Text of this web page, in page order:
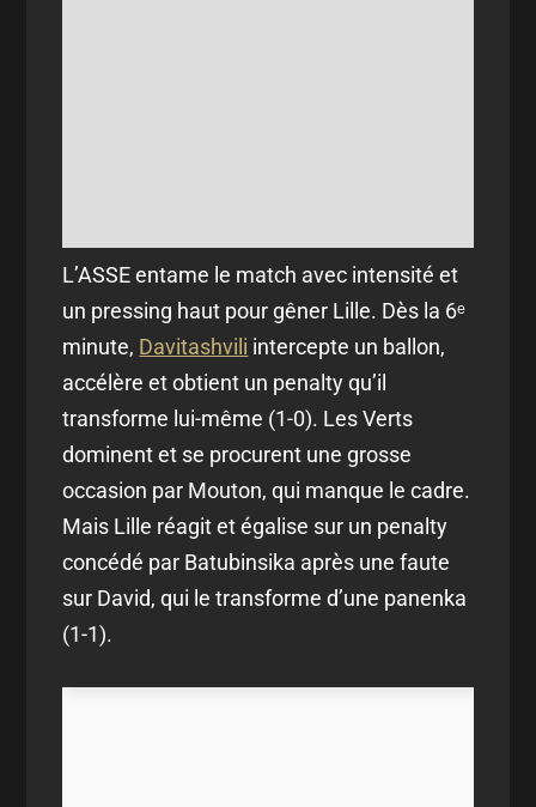
L’ASSE entame le match avec intensité et
un pressing haut pour gêner Lille. Dès la 6ᵉ
minute, Davitashvili intercepte un ballon,
accélère et obtient un penalty qu’il
transforme lui-même (1-0). Les Verts
dominent et se procurent une grosse
occasion par Mouton, qui manque le cadre.
Mais Lille réagit et égalise sur un penalty
concédé par Batubinsika après une faute
sur David, qui le transforme d’une panenka
(1-1).